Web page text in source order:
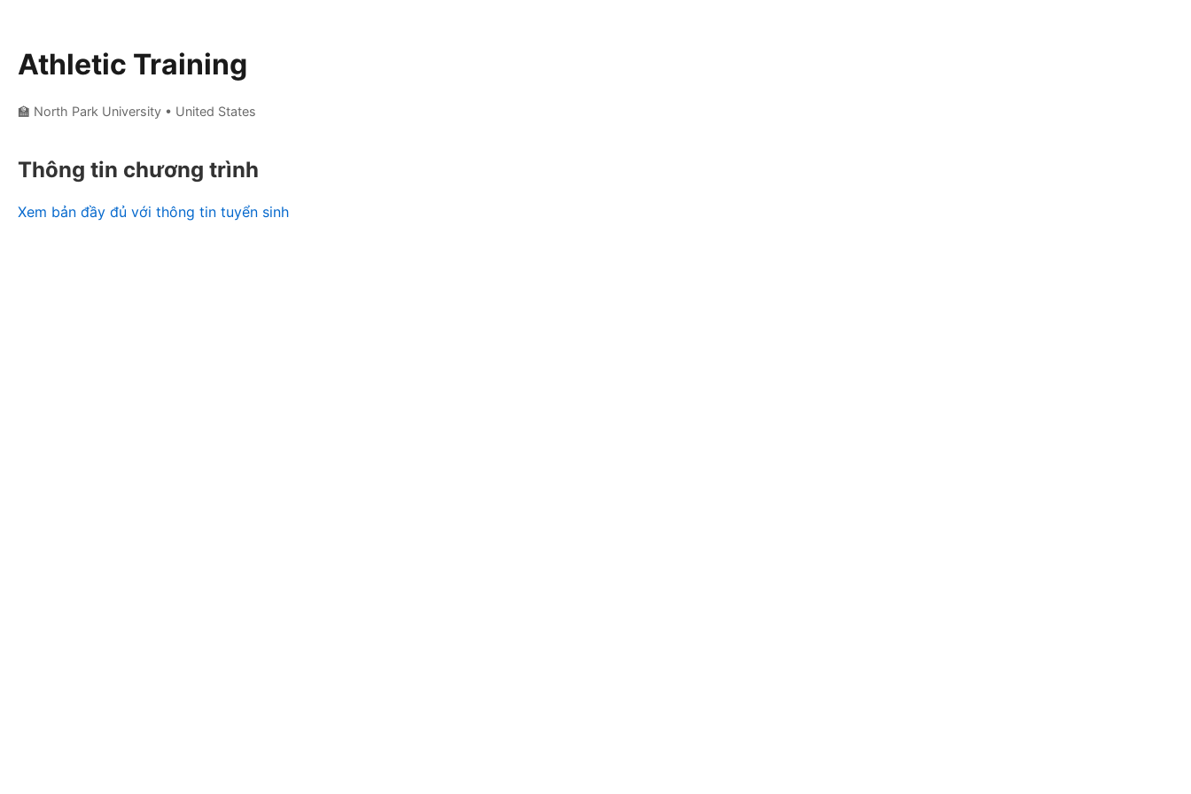
Athletic Training
🏫 North Park University • United States
Thông tin chương trình
Xem bản đầy đủ với thông tin tuyển sinh